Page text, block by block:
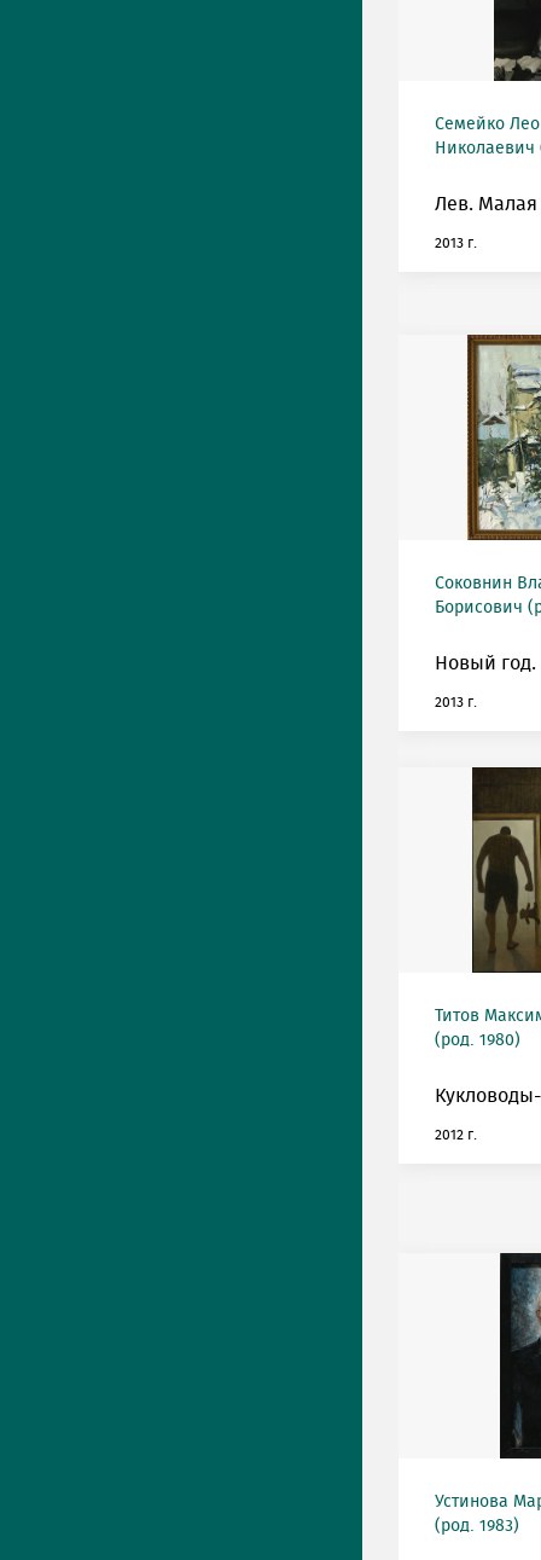
Семейко
Николаевич
Лев.
2013 г.
Соковнин
Борисович
Новый год.
2013 г.
Титов
(род. 1980)
2012 г.
Устинова
(род. 1983)